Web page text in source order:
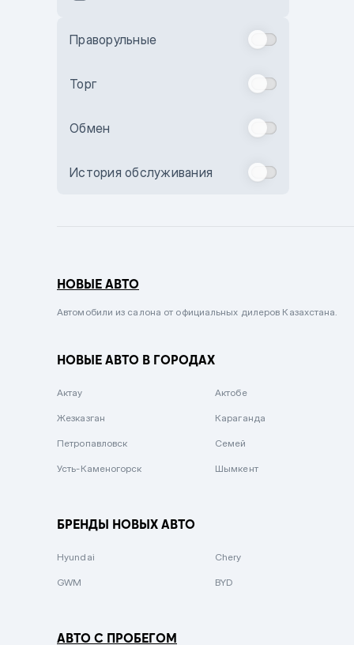
Бежевый
Комбинированный
Сиреневый металлик
Вишневый
Зеленый металлик
Праворульные
Торг
Обмен
История обслуживания
НОВЫЕ АВТО
Автомобили из салона от официальных дилеров Казахстана.
НОВЫЕ АВТО В ГОРОДАХ
Актау Актобе
Жезказган Караганда
Петропавловск Семей
Усть-Каменогорск Шымкент
БРЕНДЫ НОВЫХ АВТО
Hyundai Chery
GWM BYD
АВТО С ПРОБЕГОМ